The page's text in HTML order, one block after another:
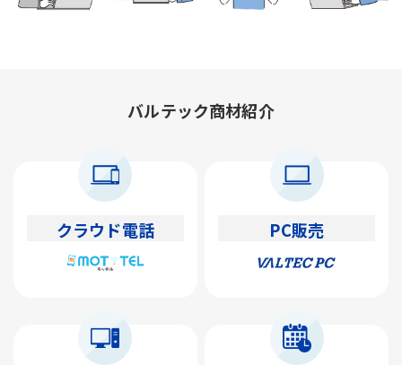
バルテック商材紹介
クラウド電話 PC販売